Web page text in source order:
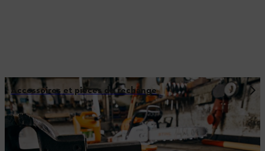
Accessoires et pièces de rechange